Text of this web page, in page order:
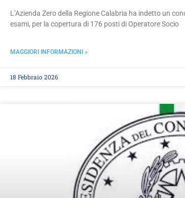
L’Azienda Zero della Regione Calabria ha indetto un
esami, per la copertura di 176 posti di Operatore Socio
MAGGIORI INFORMAZIONI »
18 Febbraio 2026